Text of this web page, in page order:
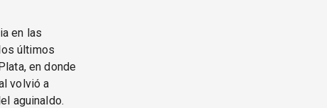
en las
últimos
en donde
volvió a
aguinaldo.